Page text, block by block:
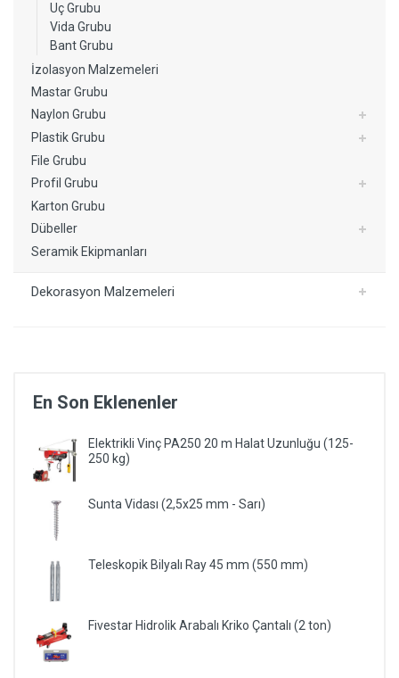
Uç Grubu
Vida Grubu
Bant Grubu
İzolasyon Malzemeleri
Mastar Grubu
Naylon Grubu
Plastik Grubu
File Grubu
Profil Grubu
Karton Grubu
Dübeller
Seramik Ekipmanları
Dekorasyon Malzemeleri
En Son Eklenenler
Elektrikli Vinç PA250 20 m Halat Uzunluğu (125-
250 kg)
Sunta Vidası (2,5x25 mm - Sarı)
Teleskopik Bilyalı Ray 45 mm (550 mm)
Fivestar Hidrolik Arabalı Kriko Çantalı (2 ton)